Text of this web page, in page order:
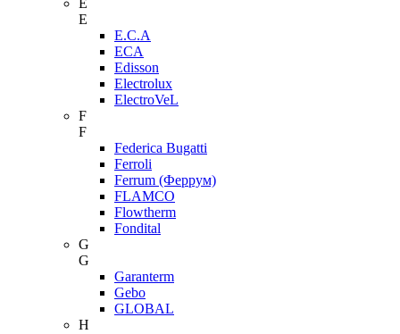
E
E
E.C.A
ECA
Edisson
Electrolux
ElectroVeL
F
F
Federica Bugatti
Ferroli
Ferrum (Феррум)
FLAMCO
Flowtherm
Fondital
G
G
Garanterm
Gebo
GLOBAL
H